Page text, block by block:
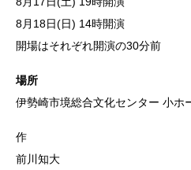
8月18日(日) 14時開演
開場はそれぞれ開演の30分前
場所
伊勢崎市境総合文化センター 小ホ
作
前川知大